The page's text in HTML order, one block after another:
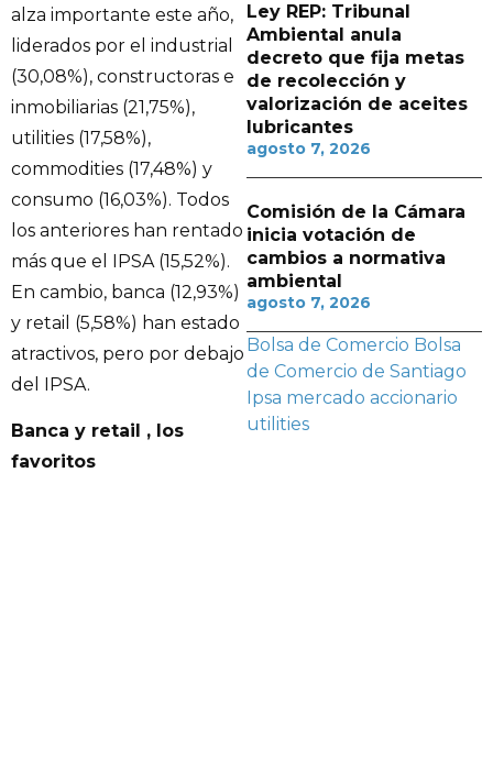
alza importante este año,
liderados por el industrial
(30,08%), constructoras e
inmobiliarias (21,75%),
utilities (17,58%),
commodities (17,48%) y
consumo (16,03%). Todos
los anteriores han rentado
más que el IPSA (15,52%).
En cambio, banca (12,93%)
y retail (5,58%) han estado
atractivos, pero por debajo
del IPSA.
Banca y retail , los
favoritos
Ley REP: Tribunal
Ambiental anula
decreto que fija metas
de recolección y
valorización de aceites
lubricantes
agosto 7, 2026
Comisión de la Cámara
inicia votación de
cambios a normativa
ambiental
agosto 7, 2026
Bolsa de Comercio Bolsa
de Comercio de Santiago
Ipsa mercado accionario
utilities